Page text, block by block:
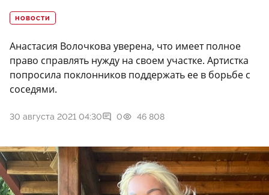
НОВОСТИ
Анастасия Волочкова уверена, что имеет полное
право справлять нужду на своем участке. Артистка
попросила поклонников поддержать ее в борьбе с
соседями.
30 августа 2021 04:30 0 46 808